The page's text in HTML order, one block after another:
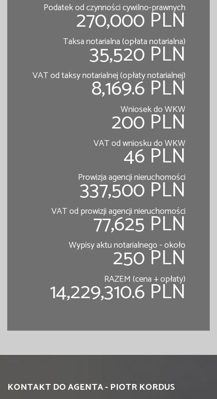
Podatek od czynności cywilno-prawnych
270,000 PLN
Taksa notarialna (opłata notarialna)
35,520 PLN
VAT od taksy notarialnej (opłaty notarialnej)
8,169.6 PLN
Wniosek do WKW
200 PLN
VAT od wniosku do WKW
46 PLN
Prowizja agencji nieruchomości
337,500 PLN
VAT od prowizji agencji nieruchomości
77,625 PLN
Wypisy aktu notarialnego - około
250 PLN
RAZEM (cena + opłaty)
14,229,310.6 PLN
KONTAKT DO AGENTA - PIOTR KORDUS